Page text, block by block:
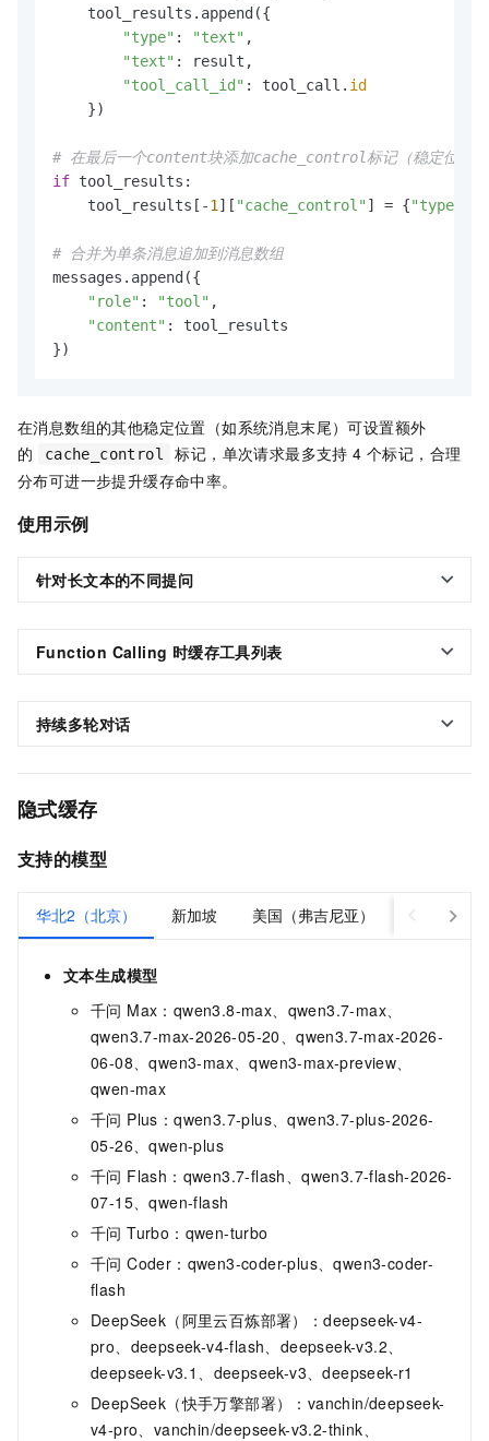
    tool_results.append({
"type" : "text" ,
"text" : result,
"tool_call_id" : tool_call. id
    })
# 在最后一个content块添加cache_control标记（稳定位置）
if tool_results:
    tool_results[-
1][ "cache_control" ] = {"type"
# 合并为单条消息追加到消息数组
messages.append({
"role" : "tool" ,
"content" : tool_results
在消息数组的其他稳定位置（如系统消息末尾）可设置额外
的
cache_control
标记，单次请求最多支持 4 个标记，合理
分布可进一步提升缓存命中率。
使用示例
针对长文本的不同提问
Function Calling 时缓存工具列表
持续多轮对话
隐式缓存
支持的模型
华北2（北京） 新加坡 美国（弗吉尼亚） 德国（法
文本生成模型
千问 Max：qwen3.8-max、qwen3.7-max、
qwen3.7-max-2026-05-20、qwen3.7-max-2026-
06-08、qwen3-max、qwen3-max-preview、
qwen-max
千问 Plus：qwen3.7-plus、qwen3.7-plus-2026-
05-26、qwen-plus
千问 Flash：qwen3.7-flash、qwen3.7-flash-2026-
07-15、qwen-flash
千问 Turbo：qwen-turbo
千问 Coder：qwen3-coder-plus、qwen3-coder-
flash
DeepSeek（阿里云百炼部署）：deepseek-v4-
pro、deepseek-v4-flash、deepseek-v3.2、
deepseek-v3.1、deepseek-v3、deepseek-r1
DeepSeek（快手万擎部署）：vanchin/deepseek-
v4-pro、vanchin/deepseek-v3.2-think、